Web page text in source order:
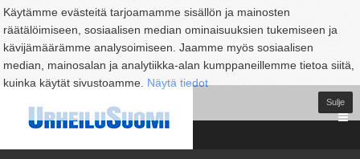
Käytämme evästeitä tarjoamamme sisällön ja mainosten
räätälöimiseen, sosiaalisen median ominaisuuksien tukemiseen ja
kävijämäärämme analysoimiseen. Jaamme myös sosiaalisen
median, mainosalan ja analytiikka-alan kumppaneillemme tietoa siitä,
kuinka käytät sivustoamme. Näytä tiedot
Sulje